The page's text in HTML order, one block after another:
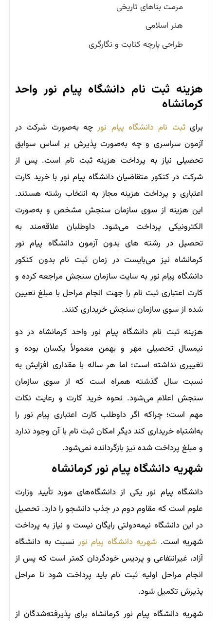
مرمت بناهای تاریخی
هنر اسلامی
طراحی پارچه کتابت و نگارگری
هزینه ثبت نام دانشگاه پیام نور واحد
کرمانشاه
برایثبت نام دانشگاه پیام نورچه به‌صورت شرکت در
آزمون سراسری و چه به‌صورت پذیرش بر اساس سوابق
تحصیلی نیاز به پرداخت هزینه ثبت نام است. پس از
شرکت در کنکور متقاضیان دانشگاه پیام نور با خرید کارت
اعتباری و پرداخت هزینه مجاز به انتخاب رشته هستند.
این هزینه از سوی سازمان سنجش مشخص و به‌صورت
الکترونیکی پرداخت می‌شود. داوطلبان علاقه‌مند به
تحصیل در رشته های بدون آزمون دانشگاه پیام نور
کرمانشاه نیز می‌بایست در زمان ثبت نام بدون کنکور
دانشگاه پیام نور به سایت سازمان سنجش مراجعه کرده‌ و
کارت اعتباری ثبت نام را جهت انجام مراحل با مبلغ تعیین
شده از سوی سازمان سنجش خریداری کنند.
هزینه ثبت نام دانشگاه پیام نور واحد کرمانشاه در دو
نیمسال تحصیلی مهر و بهمن معمولاً یکسان بوده و
تغییری نداشته است؛ اما هر ساله با مقداری افزایش به
نسبت سال گذشته همراه است که از سوی سازمان
سنجش اعلام می‌شود. نحوه خرید کارت و رعایت نکات
مهم است؛ چراکه اگر داوطلب کارت اعتباری پیام نور را
به‌اشتباه خریداری کند دیگر امکان ثبت نام با آن وجود ندارد
و مبلغ پرداخت شده نیز بازگردانده نمی‌شود.
شهریه دانشگاه پیام نور کرمانشاه
دانشگاه پیام نور یکی از دانشگاه‌های مورد تأیید وزارت
علوم است که مقاوم دوم در جذب دانشجو را دارد. تحصیل
در این دانشگاه نیمه‌دولتی رایگان نیست و نیاز به پرداخت
شهریه است. شهریه دانشگاه پیام نور نسبت به دانشگاه
آزاد، غیرانتفاعی و پردیس خودگردان کمتر است که پس از
انجام مراحل اولیه ثبت نام باید پرداخت شود تا مراحل
پذیرش تکمیل شود.
شهریه دانشگاه پیام نور کرمانشاه برای پذیرفته‌شدگان از